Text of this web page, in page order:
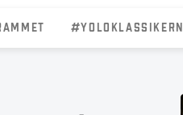
#YOLOKLASSIKERN